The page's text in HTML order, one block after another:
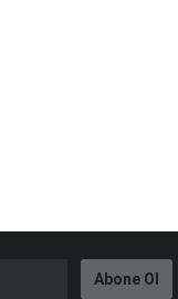
Abone Ol